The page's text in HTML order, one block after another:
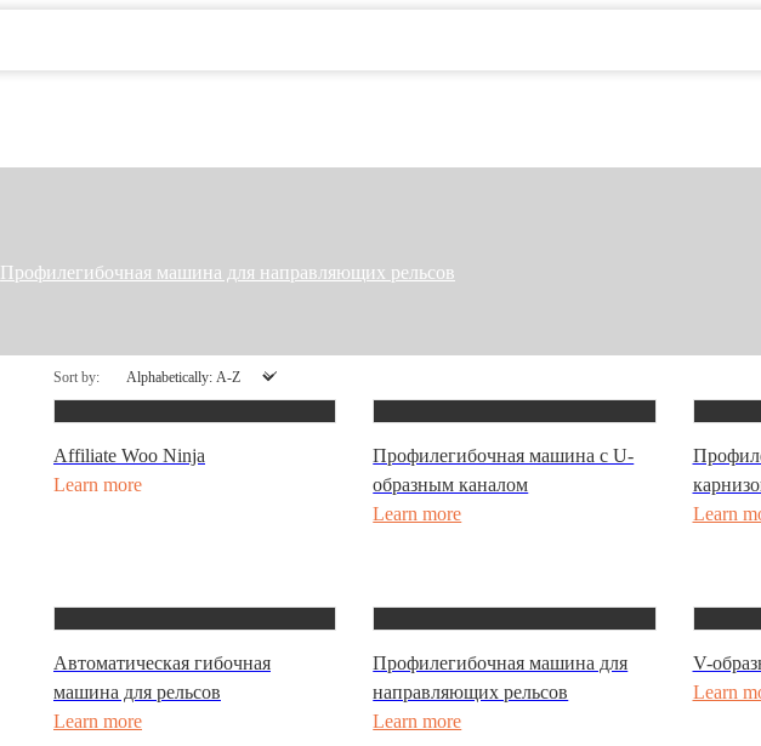
Профилегибочная машина для направляющих рельсов
Sort by:
Affiliate Woo Ninja
Learn more
Профилегибочная машина с U-
образным каналом
Learn more
Learn
Автоматическая гибочная
машина для рельсов
Learn more
Профилегибочная машина для
направляющих рельсов
Learn more
V-
Learn